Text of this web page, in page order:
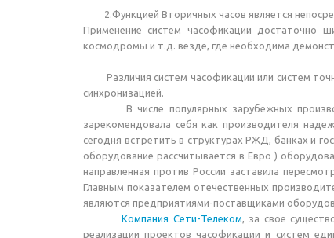
2.Функцией Вторичных часов является
Применение систем часофикации достаточно
космодромы и т.д. везде, где необходима
Различия систем часофикации или систем
синхронизацией.
В числе популярных зарубежных
зарекомендовала себя как производителя
сегодня встретить в структурах РЖД, банках и
оборудование рассчитывается в Евро )
направленная против России заставила
Главным показателем отечественных
являются предприятиями-поставщиками
Компания Сети-Телеком, за свое
реализации проектов часофикации и систем